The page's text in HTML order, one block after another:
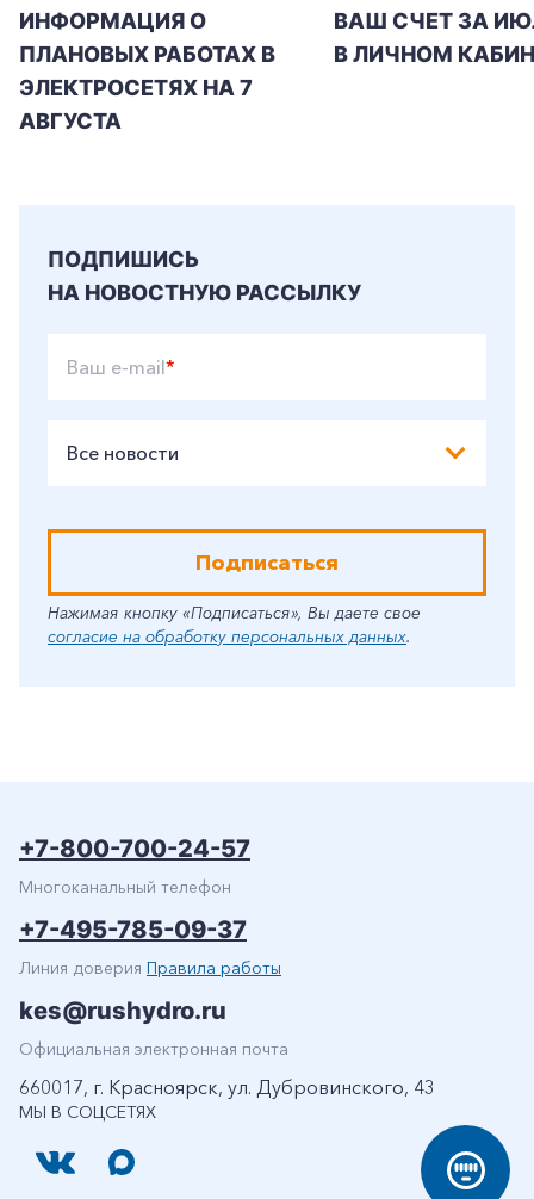
+7-800-700-24-57
Заказать обратный звонок
ИНФОРМАЦИЯ О
ПЛАНОВЫХ РАБОТАХ В
ЭЛЕКТРОСЕТЯХ НА 7
АВГУСТА
ВАШ СЧЕТ ЗА
В ЛИЧНОМ
ПОДПИШИСЬ
НА НОВОСТНУЮ РАССЫЛКУ
Ваш e-mail*
Все новости
Подписаться
Нажимая кнопку «Подписаться», Вы даете свое
согласие на обработку персональных данных.
МЫ В СОЦСЕТЯХ
+7-800-700-24-57
Многоканальный телефон
+7-495-785-09-37
Линия доверия Правила работы
kes@rushydro.ru
Официальная электронная почта
660017, г. Красноярск, ул. Дубровинского, 43